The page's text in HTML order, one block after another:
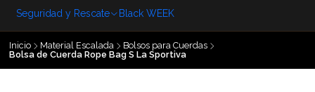
Seguridad y Rescate Black WEEK
Inicio Material Escalada
Bolsos para Cuerdas
Bolsa de Cuerda Rope Bag S La Sportiva